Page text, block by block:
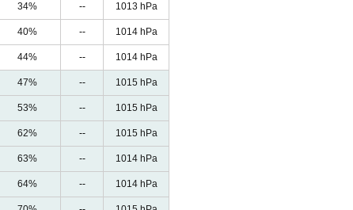
34% -- 1013 hPa
40% -- 1014 hPa
44% -- 1014 hPa
47% -- 1015 hPa
53% -- 1015 hPa
62% -- 1015 hPa
63% -- 1014 hPa
64% -- 1014 hPa